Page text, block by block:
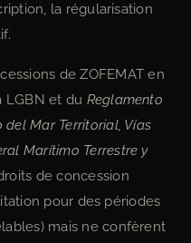
la régularisation
de ZOFEMAT en
LGBN et du Reglamento
Mar Territorial, Vías
Marítimo Terrestre y
de concession
pour des périodes
mais ne confèrent